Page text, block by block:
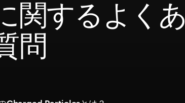
関するよくあ
問